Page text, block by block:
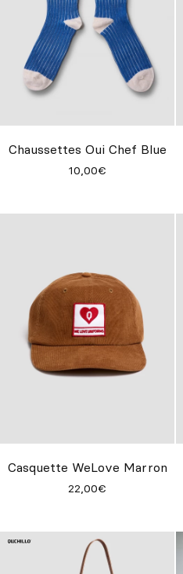
Chaussettes Oui Chef Blue
10,00€
Casquette WeLove Marron
22,00€